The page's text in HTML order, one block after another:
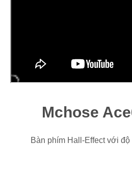
Mchose
Bàn phím Hall-Effect với